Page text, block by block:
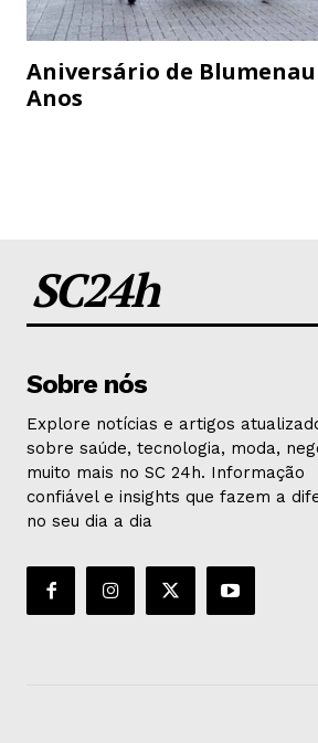
Aniversário de Blumenau
Anos
SC24h
Sobre nós
Explore notícias e artigos
sobre saúde, tecnologia, moda,
muito mais no SC 24h. Informação
confiável e insights que fazem a
no seu dia a dia